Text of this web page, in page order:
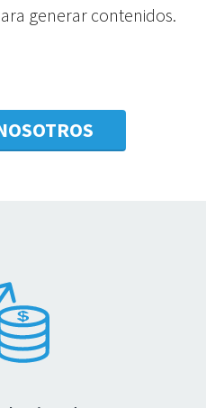
generar contenidos.